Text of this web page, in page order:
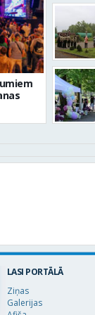
LASI PORTĀLĀ
Ziņas
Galerijas